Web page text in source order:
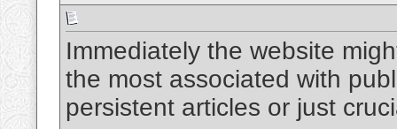
Immediately the website
the most associated with
persistent articles or just